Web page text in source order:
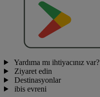
Yardıma mı ihtiyacınız var?
Ziyaret edin
Destinasyonlar
ibis evreni